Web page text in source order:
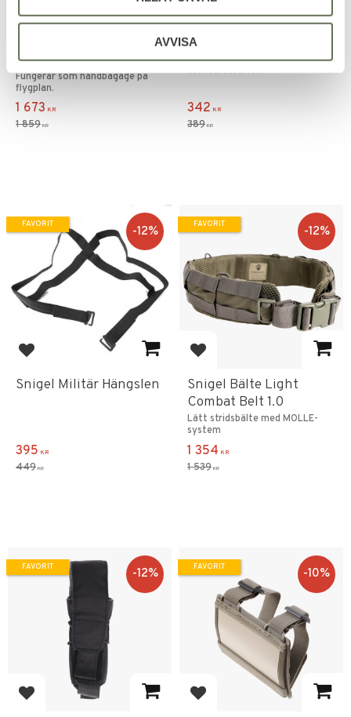
AVVISA
Lägg till i favoriter
Snigel 55L Duffelväska
17
Fungerar som handbagage på
flygplan.
1 673 KR
1 859 KR
Lägg till i favoriter
Snigel Plånbok 10
Populär smidig plånbok i
standardstorlek.
342 KR
389 KR
Lägg till i favoriter
Snigel Militär Hängslen
395 KR
449 KR
12%
FAVORIT
Lägg till i favoriter
Snigel Bälte Light
Combat Belt 1.0
Lätt stridsbälte med MOLLE-
system
1 354 KR
1 539 KR
12%
FAVORIT
Lägg till i favoriter
12%
FAVORIT
Lägg till i favoriter
10%
FAVORIT